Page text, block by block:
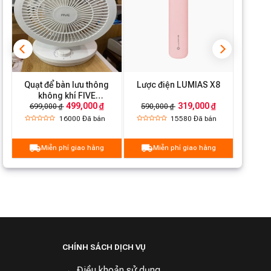
giặt
Khối lượng
tịnh
13kg
Khối lượng
tổng
14.5kg
Kích thước
sản phẩm
345 x 395 x 610mm
Kích thước
410 x 455 x 650 mm
Thương hiệu Lumias
Quạt để bàn lưu thông
không khí FIVE
YSDFS001XD
699,000 ₫ 499,000 ₫
16000 Đã bán
Miễn phí giao hàng
Lược điện LUMIAS X8
590,000 ₫ 319,000 ₫
15580Đã bán
Miễn phí giao hàng
CHÍNH SÁCH DỊCH VỤ